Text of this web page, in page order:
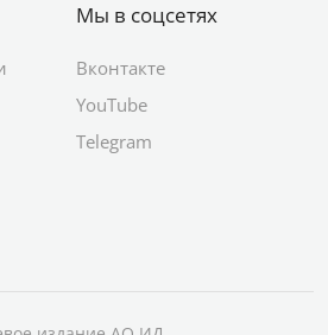
Мы в соцсетях
Вконтакте
YouTube
Telegram